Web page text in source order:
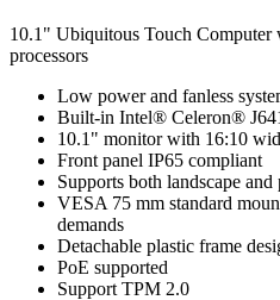
10.1" Ubiquitous Touch
processors
Low power and fanless
Built-in Intel® Celeron®
10.1" monitor with 16:10
Front panel IP65 compliant
Supports both landscape
VESA 75 mm standard
demands
Detachable plastic frame
PoE supported
Support TPM 2.0